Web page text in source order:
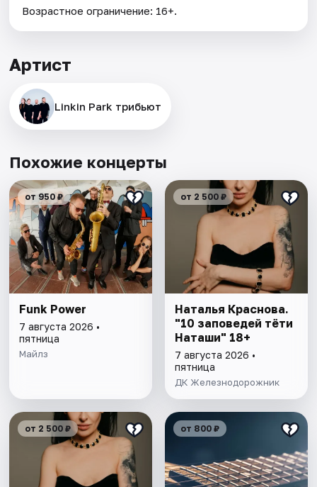
Возрастное ограничение: 16+.
Артист
Linkin Park трибьют
Похожие концерты
от 950 ₽
Funk Power
7 августа 2026 •
пятница
Майлз
от 2 500 ₽
Наталья Краснова.
"10 заповедей тёти
Наташи" 18+
7 августа 2026 •
пятница
ДК Железнодорожник
от 2 500 ₽ от 800 ₽